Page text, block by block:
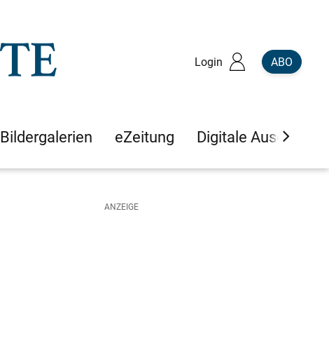
Login ABO
Bildergalerien eZeitung Digitale Ausgaben